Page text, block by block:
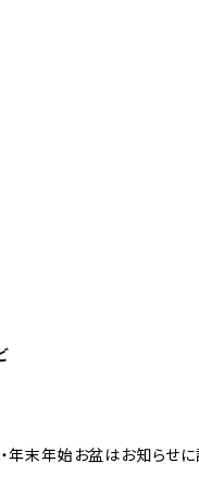
年末年始お盆はお知らせに